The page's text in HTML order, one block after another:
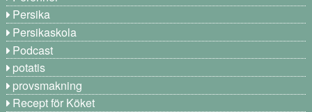
Persika
Persikaskola
Podcast
potatis
provsmakning
Recept för Köket